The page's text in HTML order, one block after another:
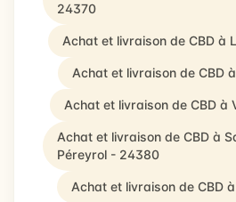
24370
Achat et livraison de CBD à
Achat et livraison de CBD
Achat et livraison de CBD à
Achat et livraison de CBD à
Péreyrol - 24380
Achat et livraison de CBD